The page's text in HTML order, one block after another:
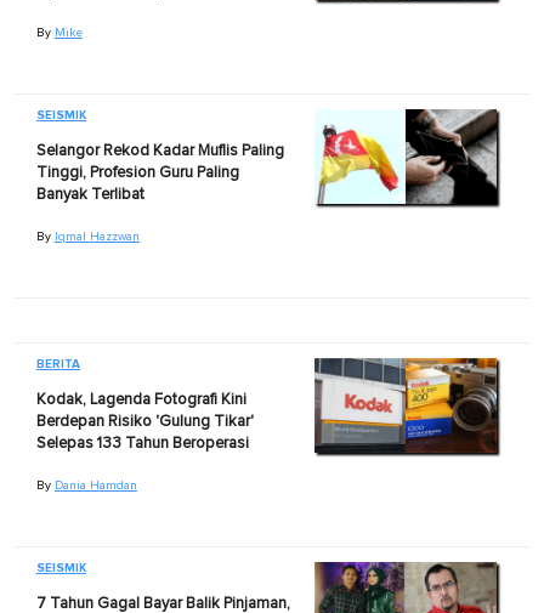
By Mike
SEISMIK
Selangor Rekod Kadar Muflis Paling
Tinggi, Profesion Guru Paling
Banyak Terlibat
By Iqmal Hazzwan
BERITA
Kodak, Lagenda Fotografi Kini
Berdepan Risiko 'Gulung Tikar'
Selepas 133 Tahun Beroperasi
By Dania Hamdan
SEISMIK
7 Tahun Gagal Bayar Balik Pinjaman,